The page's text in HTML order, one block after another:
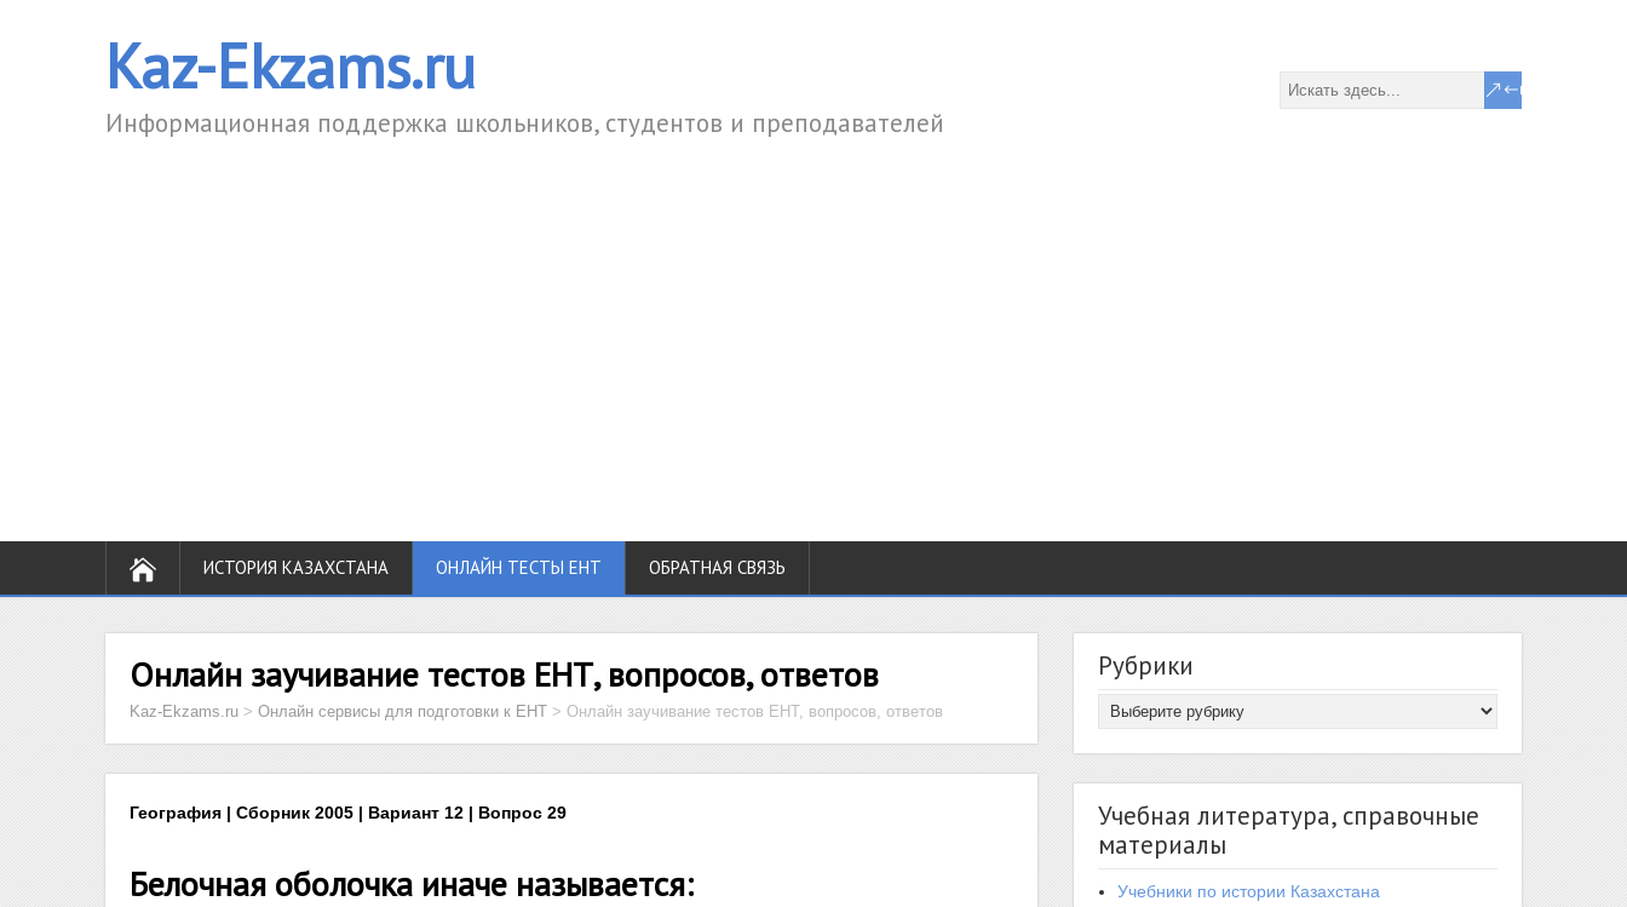
Kaz-Ekzams.ru
Информационная поддержка школьников, студентов и преподавателей
ИСТОРИЯ КАЗАХСТАНА ОНЛАЙН ТЕСТЫ ЕНТ ОБРАТНАЯ СВЯЗЬ
Онлайн заучивание тестов ЕНТ, вопросов, ответов
Kaz-Ekzams.ru > Онлайн сервисы для подготовки к ЕНТ > Онлайн заучивание тестов ЕНТ, вопросов, ответов
География | Сборник 2005 | Вариант 12 | Вопрос 29
Белочная оболочка иначе называется:
Рубрики
Учебная литература, справочные
материалы
Учебники по истории Казахстана